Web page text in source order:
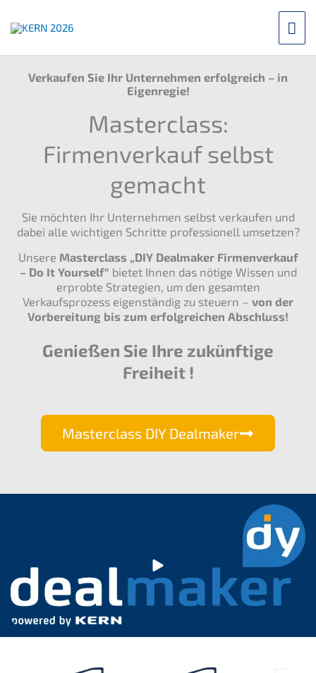
para
conteúdo
Verkaufen Sie Ihr Unternehmen erfolgreich – in
Eigenregie!
Masterclass:
Firmenverkauf selbst
gemacht
Sie möchten Ihr Unternehmen selbst verkaufen und
dabei alle wichtigen Schritte professionell umsetzen?
Unsere Masterclass „DIY Dealmaker Firmenverkauf
– Do It Yourself“ bietet Ihnen das nötige Wissen und
erprobte Strategien, um den gesamten
Verkaufsprozess eigenständig zu steuern – von der
Vorbereitung bis zum erfolgreichen Abschluss!
Genießen Sie Ihre zukünftige
Freiheit !
Masterclass DIY Dealmaker